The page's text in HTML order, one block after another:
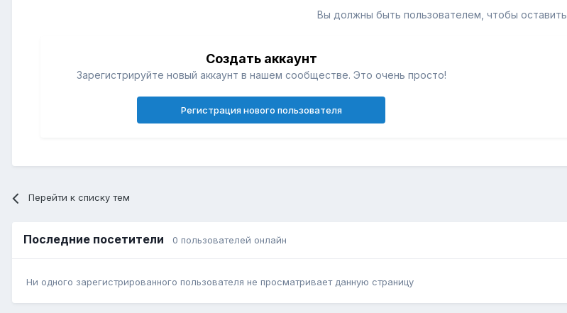
Вы должны быть пользователем, чтобы
Создать аккаунт
Зарегистрируйте новый аккаунт в нашем сообществе. Это очень просто!
Регистрация нового пользователя
Перейти к списку тем
Последние посетители 0 пользователей онлайн
Ни одного зарегистрированного пользователя не просматривает данную страницу